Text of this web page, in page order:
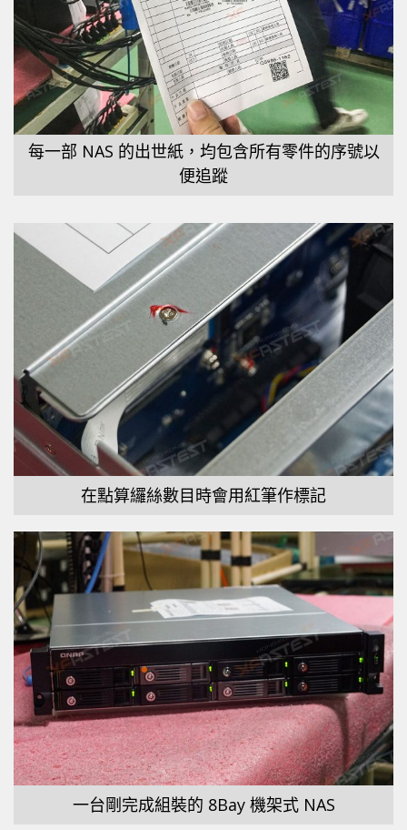
每一部 NAS 的出世紙，均包含所有零件的序號以
便追蹤
在點算纙絲數目時會用紅筆作標記
一台剛完成組裝的 8Bay 機架式 NAS